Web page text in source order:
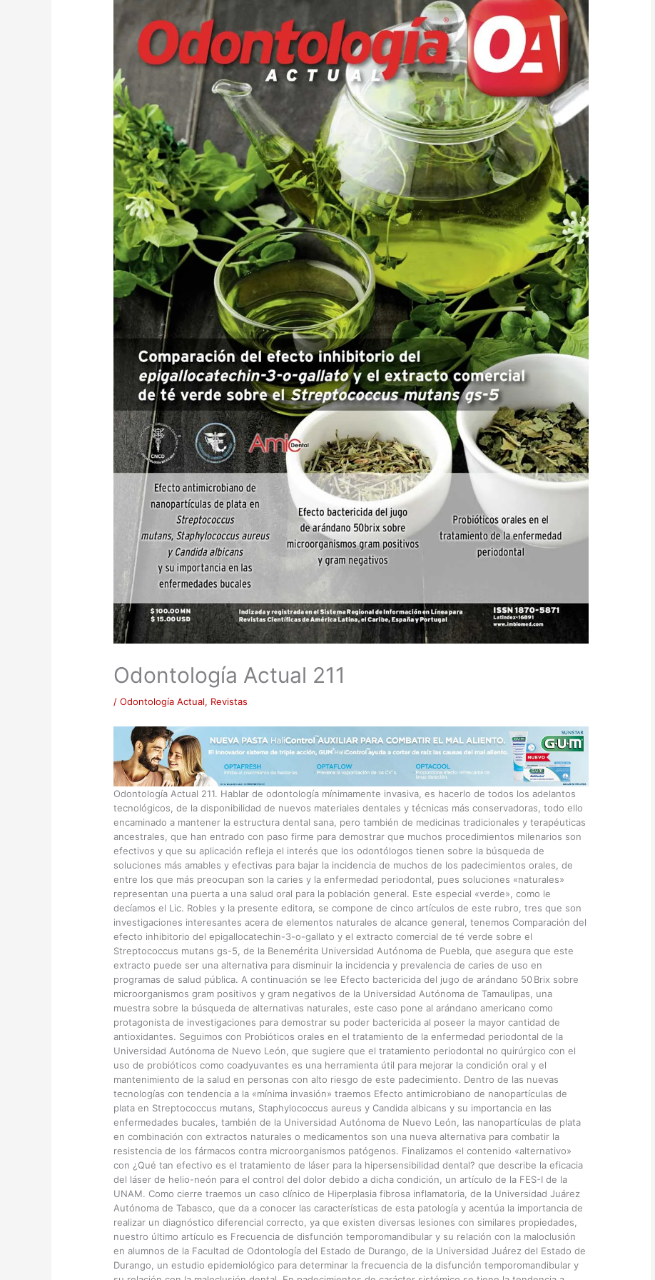
Odontología Actual 211
/ Odontología Actual, Revistas
Odontología Actual 211. Hablar de odontología mínimamente invasiva, es hacerlo de todos los adelantos
tecnológicos, de la disponibilidad de nuevos materiales dentales y técnicas más conservadoras, todo ello
encaminado a mantener la estructura dental sana, pero también de medicinas tradicionales y terapéuticas
ancestrales, que han entrado con paso firme para demostrar que muchos procedimientos milenarios son
efectivos y que su aplicación refleja el interés que los odontólogos tienen sobre la búsqueda de
soluciones más amables y efectivas para bajar la incidencia de muchos de los padecimientos orales, de
entre los que más preocupan son la caries y la enfermedad periodontal, pues soluciones «naturales»
representan una puerta a una salud oral para la población general. Este especial «verde», como le
decíamos el Lic. Robles y la presente editora, se compone de cinco artículos de este rubro, tres que son
investigaciones interesantes acera de elementos naturales de alcance general, tenemos Comparación del
efecto inhibitorio del epigallocatechin-3-o-gallato y el extracto comercial de té verde sobre el
Streptococcus mutans gs-5, de la Benemérita Universidad Autónoma de Puebla, que asegura que este
extracto puede ser una alternativa para disminuir la incidencia y prevalencia de caries de uso en
programas de salud pública. A continuación se lee Efecto bactericida del jugo de arándano 50 Brix sobre
microorganismos gram positivos y gram negativos de la Universidad Autónoma de Tamaulipas, una
muestra sobre la búsqueda de alternativas naturales, este caso pone al arándano americano como
protagonista de investigaciones para demostrar su poder bactericida al poseer la mayor cantidad de
antioxidantes. Seguimos con Probióticos orales en el tratamiento de la enfermedad periodontal de la
Universidad Autónoma de Nuevo León, que sugiere que el tratamiento periodontal no quirúrgico con el
uso de probióticos como coadyuvantes es una herramienta útil para mejorar la condición oral y el
mantenimiento de la salud en personas con alto riesgo de este padecimiento. Dentro de las nuevas
tecnologías con tendencia a la «mínima invasión» traemos Efecto antimicrobiano de nanopartículas de
plata en Streptococcus mutans, Staphylococcus aureus y Candida albicans y su importancia en las
enfermedades bucales, también de la Universidad Autónoma de Nuevo León, las nanopartículas de plata
en combinación con extractos naturales o medicamentos son una nueva alternativa para combatir la
resistencia de los fármacos contra microorganismos patógenos. Finalizamos el contenido «alternativo»
con ¿Qué tan efectivo es el tratamiento de láser para la hipersensibilidad dental? que describe la eficacia
del láser de helio-neón para el control del dolor debido a dicha condición, un artículo de la FES-I de la
UNAM. Como cierre traemos un caso clínico de Hiperplasia fibrosa inflamatoria, de la Universidad Juárez
Autónoma de Tabasco, que da a conocer las características de esta patología y acentúa la importancia de
realizar un diagnóstico diferencial correcto, ya que existen diversas lesiones con similares propiedades,
nuestro último artículo es Frecuencia de disfunción temporomandibular y su relación con la maloclusión
en alumnos de la Facultad de Odontología del Estado de Durango, de la Universidad Juárez del Estado de
Durango, un estudio epidemiológico para determinar la frecuencia de la disfunción temporomandibular y